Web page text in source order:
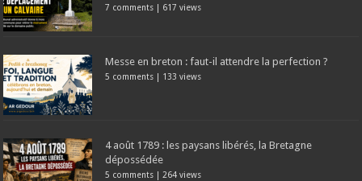
7 comments | 617 views
Messe en breton : faut-il attendre la perfection ?
5 comments | 133 views
4 août 1789 : les paysans libérés, la Bretagne
dépossédée
5 comments | 264 views